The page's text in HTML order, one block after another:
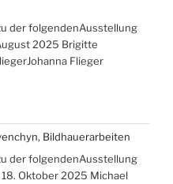
der folgendenAusstellung
2025 Brigitte
Flieger
Bildhauerarbeiten
der folgendenAusstellung
Oktober 2025 Michael